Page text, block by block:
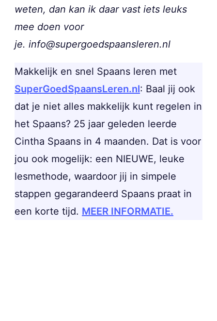
weten, dan kan ik daar vast iets leuks
mee doen voor
je. info@supergoedspaansleren.nl
Makkelijk en snel Spaans leren met
SuperGoedSpaansLeren.nl: Baal jij ook
dat je niet alles makkelijk kunt regelen in
het Spaans? 25 jaar geleden leerde
Cintha Spaans in 4 maanden. Dat is voor
jou ook mogelijk: een NIEUWE, leuke
lesmethode, waardoor jij in simpele
stappen gegarandeerd Spaans praat in
een korte tijd. MEER INFORMATIE.